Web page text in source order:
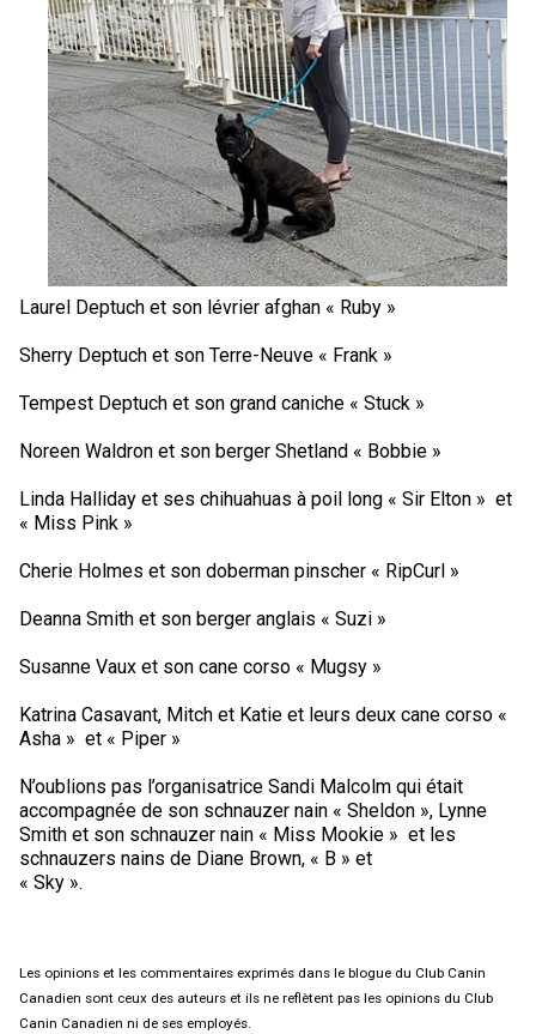
Laurel Deptuch et son lévrier afghan « Ruby »
Sherry Deptuch et son Terre-Neuve « Frank »
Tempest Deptuch et son grand caniche « Stuck »
Noreen Waldron et son berger Shetland « Bobbie »
Linda Halliday et ses chihuahuas à poil long « Sir Elton » et
« Miss Pink »
Cherie Holmes et son doberman pinscher « RipCurl »
Deanna Smith et son berger anglais « Suzi »
Susanne Vaux et son cane corso « Mugsy »
Katrina Casavant, Mitch et Katie et leurs deux cane corso «
Asha » et « Piper »
N’oublions pas l’organisatrice Sandi Malcolm qui était
accompagnée de son schnauzer nain « Sheldon », Lynne
Smith et son schnauzer nain « Miss Mookie » et les
schnauzers nains de Diane Brown, « B » et
« Sky ».
Les opinions et les commentaires exprimés dans le blogue du Club Canin
Canadien sont ceux des auteurs et ils ne reflètent pas les opinions du Club
Canin Canadien ni de ses employés.